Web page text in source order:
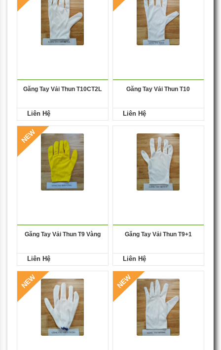
Găng Tay Vải Thun T10CT2L
Liên Hệ
Găng Tay Vải Thun T10
Liên Hệ
NEW
Găng Tay Vải Thun T9 Vàng
Liên Hệ
Găng Tay Vải Thun T9+1
Liên Hệ
NEW NEW